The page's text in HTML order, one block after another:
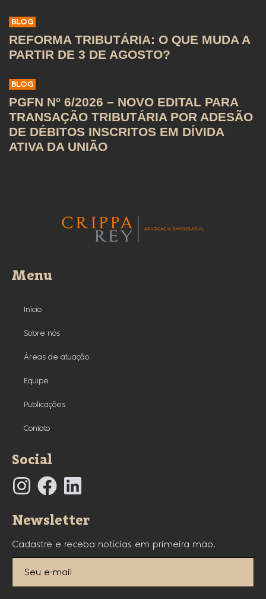
BLOG
REFORMA TRIBUTÁRIA: O QUE MUDA A
PARTIR DE 3 DE AGOSTO?
BLOG
PGFN Nº 6/2026 – NOVO EDITAL PARA
TRANSAÇÃO TRIBUTÁRIA POR ADESÃO
DE DÉBITOS INSCRITOS EM DÍVIDA
ATIVA DA UNIÃO
Menu
Início
Sobre nós
Áreas de atuação
Equipe
Publicações
Contato
Social
Newsletter
Cadastre e receba notícias em primeira mão.